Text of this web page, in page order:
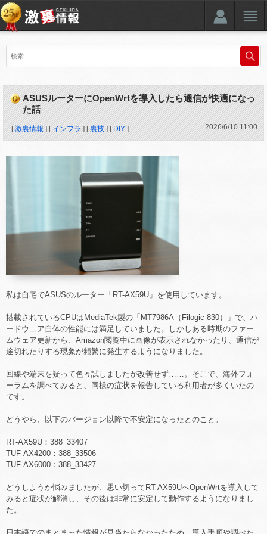
ASUSルーターにOpenWrtを導入したら通信が快適になっ
た話
[激裏情報 ] [ インフラ ] [裏技 ] [ DIY ] 2026/6/10 11:00
私は自宅でASUSのルーター「RT-AX59U」を使用しています。
搭載されているCPUはMediaTek製の「MT7986A（Filogic 830）」で、ハ
ードウェア自体の性能には満足していました。しかしある時期のファー
ムウェア更新から、Amazon閲覧中に画像が表示されなかったり、通信が
途切れたりする現象が頻繁に発生するようになりました。
回線や端末を疑って色々試しましたが改善せず……。そこで、海外フォ
ーラムを調べてみると、同様の症状を報告している利用者が多くいたの
です。
どうやら、以下のバージョン以降で不安定になったとのこと。
RT-AX59U：388_33407
TUF-AX4200：388_33506
TUF-AX6000：388_33427
どうしようか悩みましたが、思い切ってRT-AX59UへOpenWrtを導入して
みると症状が解消し、その後は非常に安定して動作するようになりまし
た。